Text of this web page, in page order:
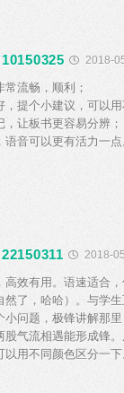
10150325 2018-
常流畅，顺利；
，提个小建议，可以
，让板书更容易分辨；
语音可以更有活力一点
22150311 2018-
高效有用。语速适合
然了，哈哈）。与学生
小问题，极锋讲解那
股气流相遇能形成锋。
以用不同颜色区分一下